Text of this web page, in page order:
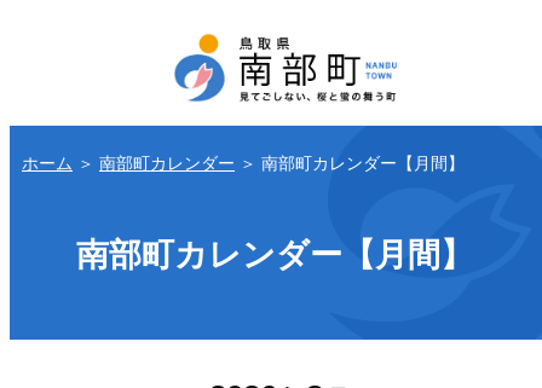
ホーム ＞ 南部町カレンダー ＞ 南部町カレンダー【月間】
南部町カレンダー【月間】